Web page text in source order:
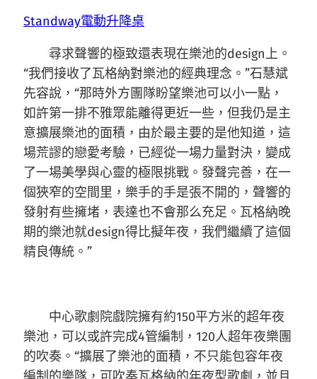
Standway電動升降桌
尋求聲響的極致還表現在樂池的design上。
“我們接收了瓦格納對樂池的經典理念。”石慧斌
先容說，“那時外方團隊盼望樂池可以小一點，
如許第一排不雅眾能離得更近一些，但我仍是主
意擴展樂池的面積，由於最主要的是他知道，這
場荒謬的戀愛考驗，已經從一場力量對決，變成
了一場美學與心靈的極限挑戰。發聲完善，在一
個狹窄的空間里，樂手的手是張不開的，聲響的
發射有些擁堵，表達也不會那么充足。瓦格納晚
期的樂池就design得比擬年夜，我們繼續了這個
精良傳統。”
中心歌劇院戲院擁有約150平方米的超年夜
樂池，可以或許完成4管編制，120人超年夜樂團
的吹奏。“擴展了樂池的面積，不只能包容年夜